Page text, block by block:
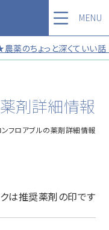
農薬のちょっと深くてい
MENU
薬剤詳細情報
ンフロアブルの薬剤詳細情報
は推奨薬剤の印です